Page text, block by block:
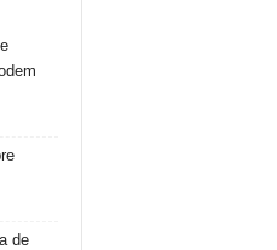
de